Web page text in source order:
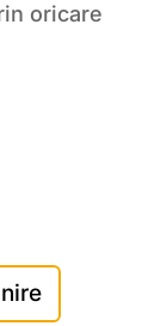
oricare